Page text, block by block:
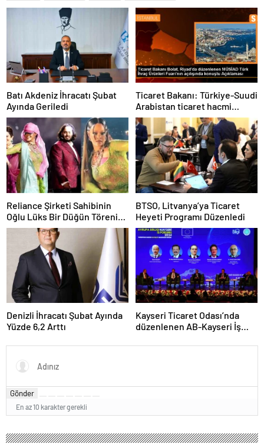
Batı Akdeniz İhracatı Şubat
Ayında Geriledi
Ticaret Bakanı: Türkiye-Suudi
Arabistan ticaret hacmi
artacak
Reliance Şirketi Sahibinin
Oğlu Lüks Bir Düğün Töreni
Düzenledi
BTSO, Litvanya’ya Ticaret
Heyeti Programı Düzenledi
Denizli İhracatı Şubat Ayında
Yüzde 6,2 Arttı
Kayseri Ticaret Odası’nda
düzenlenen AB-Kayseri İş
ve dijitalleşme vurgusu
Gönder
En az 10 karakter gerekli